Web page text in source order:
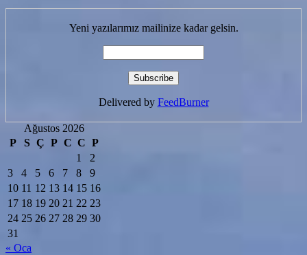
Yeni yazılarımız mailinize kadar gelsin.
Delivered by FeedBurner
Ağustos 2026
P
S Ç P C C P
1
2
3
4 5 6 7 8
9
10 11 12 13 14 15 16
17 18 19 20 21 22 23
24 25 26 27 28 29 30
31
« Oca